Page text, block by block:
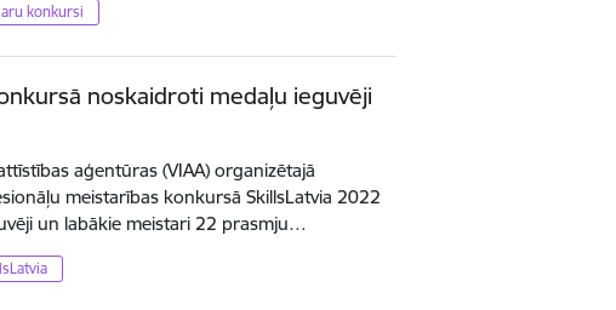
konkursi
noskaidroti medaļu ieguvēji
aģentūras (VIAA) organizētajā
meistarības konkursā SkillsLatvia 2022
un labākie meistari 22 prasmju…